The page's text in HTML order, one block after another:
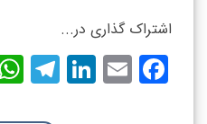
اشتراک گذاری در...
Facebook
Email